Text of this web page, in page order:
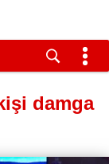
damga